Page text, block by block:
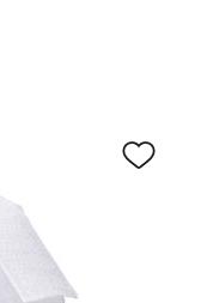
€ à 0,52 €